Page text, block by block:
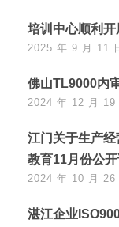
培训中心顺利开
2025 年 9 月 11
佛山TL9000内
2024 年 12 月 19
江门关于生产
教育11月份公
2024 年 10 月 26
湛江企业